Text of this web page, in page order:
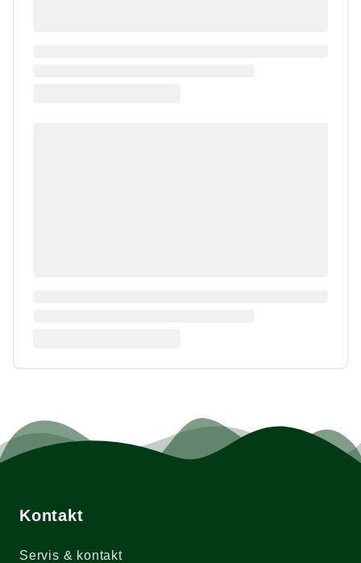
Kontakt
Servis & kontakt